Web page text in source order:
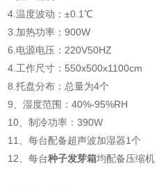
4.温度波动：±0.1℃
3.加热功率：900W
6.电源电压：220V50HZ
4.工作尺寸：550x500x1100cm
8.托盘分布：总量为4个
9、湿度范围：40%-95%RH
10、制冷功率：390W
11、每台配备超声波加湿器1个
12、每台种子发芽箱均配备压缩机